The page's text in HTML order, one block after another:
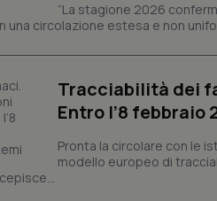
“La stagione 2026
circolazione estesa e non
Tracciabilità dei
Entro l’8 febbraio
Pronta la circolare con le
modello europeo di
PHPSESSID